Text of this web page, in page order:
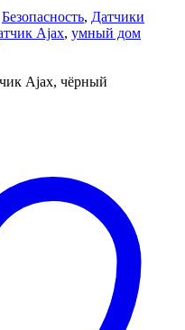
Безопасность, Датчики
Ajax, умный дом
Ajax, чёрный